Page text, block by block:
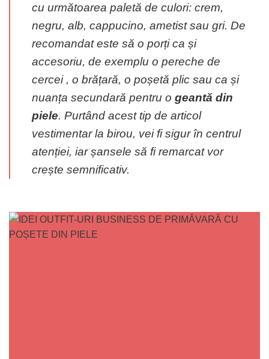
cu următoarea paletă de culori: crem,
negru, alb, cappucino, ametist sau gri. De
recomandat este să o porți ca și
accesoriu, de exemplu o pereche de
cercei , o brățară, o poșetă plic sau ca și
nuanța secundară pentru o geantă din
piele. Purtând acest tip de articol
vestimentar la birou, vei fi sigur în centrul
atenției, iar șansele să fi remarcat vor
crește semnificativ.